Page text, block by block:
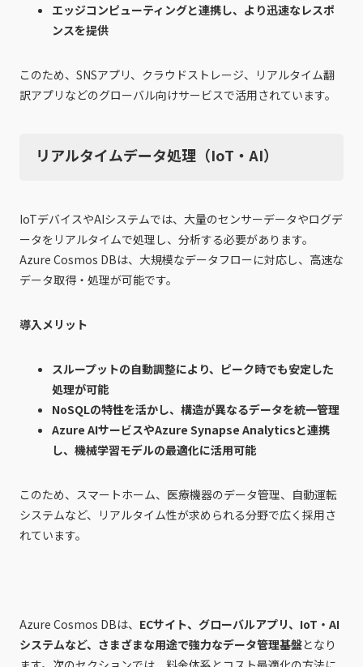
エッジコンピューティングと連携し、より迅速なレスポ
ンスを提供
このため、SNSアプリ、クラウドストレージ、リアルタイム翻
訳アプリなどのグローバル向けサービスで活用されています。
リアルタイムデータ処理（IoT・AI）
IoTデバイスやAIシステムでは、大量のセンサーデータやログデ
ータをリアルタイムで処理し、分析する必要があります。
Azure Cosmos DBは、大規模なデータフローに対応し、高速な
データ取得・処理が可能です。
導入メリット
スループットの自動調整により、ピーク時でも安定した
処理が可能
NoSQLの特性を活かし、構造が異なるデータを統一管理
Azure AIサービスやAzure Synapse Analyticsと連携
し、機械学習モデルの最適化に活用可能
このため、スマートホーム、医療機器のデータ管理、自動運転
システムなど、リアルタイム性が求められる分野で広く採用さ
れています。
Azure Cosmos DBは、 ECサイト、グローバルアプリ、IoT・AI
システムなど、さまざまな用途で強力なデータ管理基盤となり